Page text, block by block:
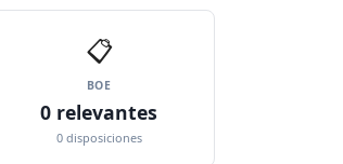
📋
BOE
0 relevantes
0 disposiciones